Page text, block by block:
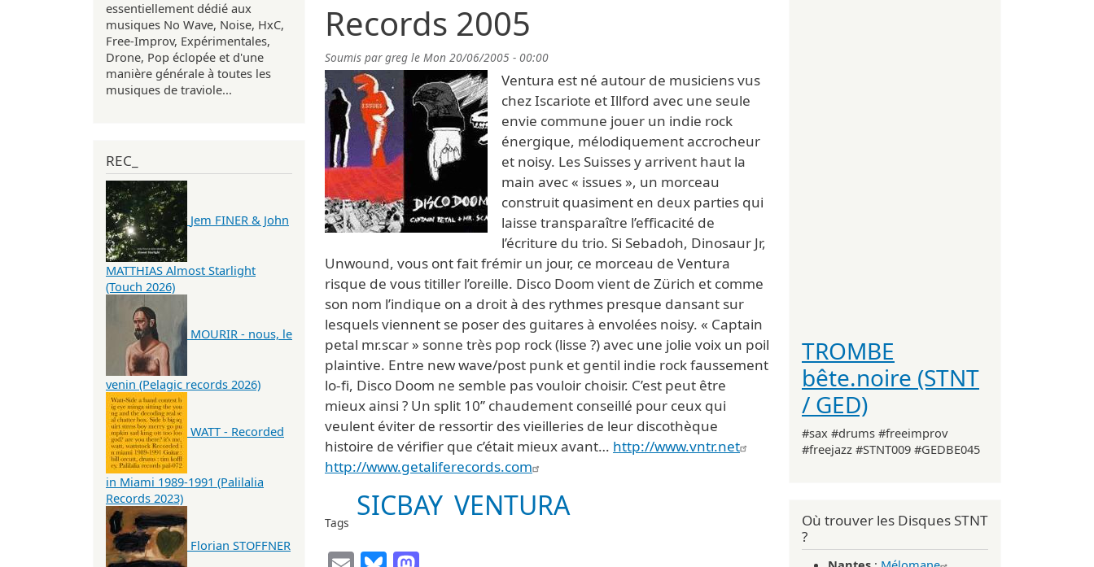
Records 2005
Soumis pargreg le Mon 20/06/2005 - 00:00
Ventura est né autour de musiciens vus
chez Iscariote et Illford avec une seule
envie commune jouer un indie rock
énergique, mélodiquement accrocheur
et noisy. Les Suisses y arrivent haut la
main avec « issues », un morceau
construit quasiment en deux parties qui
laisse transparaître l’efficacité de
l’écriture du trio. Si Sebadoh, Dinosaur Jr,
Unwound, vous ont fait frémir un jour, ce morceau de Ventura
risque de vous titiller l’oreille. Disco Doom vient de Zürich et comme
son nom l’indique on a droit à des rythmes presque dansant sur
lesquels viennent se poser des guitares à envolées noisy. « Captain
petal mr.scar » sonne très pop rock (lisse ?) avec une jolie voix un poil
plaintive. Entre new wave/post punk et gentil indie rock faussement
lo-fi, Disco Doom ne semble pas vouloir choisir. C’est peut être
mieux ainsi ? Un split 10’’ chaudement conseillé pour ceux qui
veulent éviter de ressortir des vieilleries de leur discothèque
histoire de vérifier que c’était mieux avant… http://www.vntr.net
http://www.getaliferecords.com
Tags
SICBAY VENTURA
essentiellement dédié aux
musiques No Wave, Noise, HxC,
Free-Improv, Expérimentales,
Drone, Pop éclopée et d'une
manière générale à toutes les
musiques de traviole...
REC_
Jem FINER & John
MATTHIAS Almost Starlight
(Touch 2026)
MOURIR - nous, le
venin (Pelagic records 2026)
WATT - Recorded
in Miami 1989-1991 (Palilalia
Records 2023)
Florian STOFFNER
TROMBE
bête.noire (STNT
/ GED)
#sax #drums #freeimprov
#freejazz #STNT009 #GEDBE045
Où trouver les Disques STNT
?